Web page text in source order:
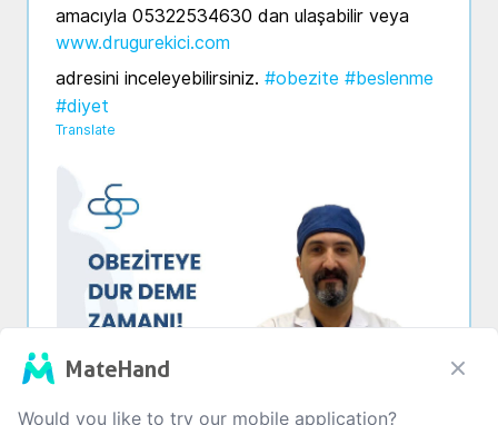
amacıyla 05322534630 dan ulaşabilir veya
www.drugurekici.com
adresini inceleyebilirsiniz. #obezite #beslenme
#diyet
Translate
MateHand
Would you like to try our mobile application?